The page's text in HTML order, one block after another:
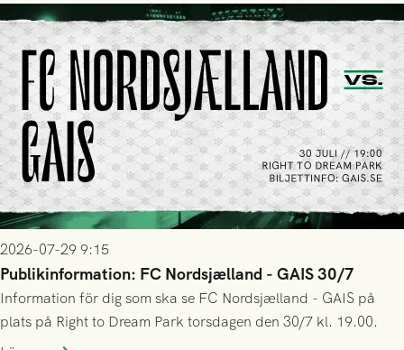
2026-07-29 9:15
Publikinformation: FC Nordsjælland - GAIS 30/7
Information för dig som ska se FC Nordsjælland - GAIS på
plats på Right to Dream Park torsdagen den 30/7 kl. 19.00.